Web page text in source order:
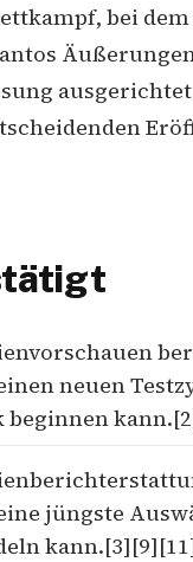
bei
neuen
beginnen
jüngste